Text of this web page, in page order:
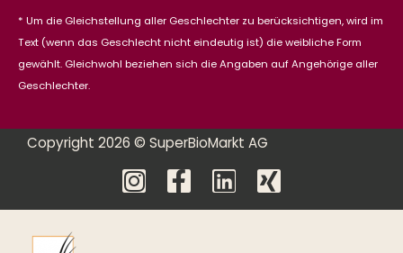
* Um die Gleichstellung aller Geschlechter zu berücksichtigen, wird im
Text (wenn das Geschlecht nicht eindeutig ist) die weibliche Form
gewählt. Gleichwohl beziehen sich die Angaben auf Angehörige aller
Geschlechter.
Copyright 2026 © SuperBioMarkt AG